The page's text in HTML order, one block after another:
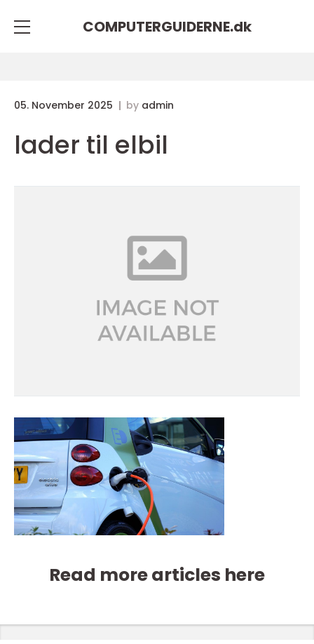
COMPUTERGUIDERNE.dk
05. November 2025 by admin
lader til elbil
Read more articles here